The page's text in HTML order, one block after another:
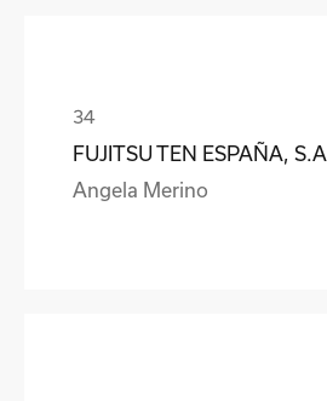
FUJITSU TEN ESPAÑA, S.A.
Angela Merino